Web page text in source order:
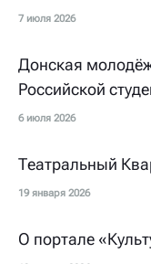
7 июля 2026
Донская
Российской
6 июля 2026
Театральный
19 января 2026
О портале